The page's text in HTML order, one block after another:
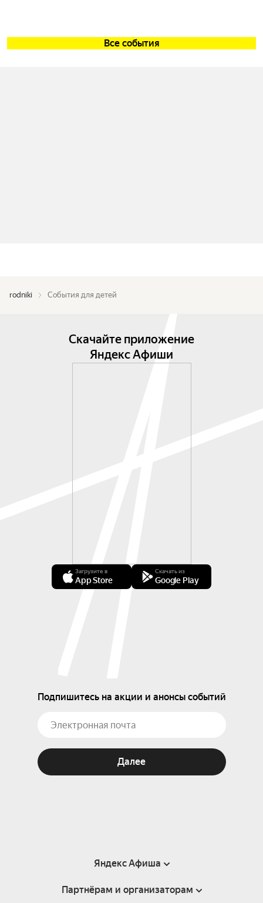
Все события
rodniki События для детей
Скачайте приложение
Яндекс Афиши
Загрузите в
App Store
Скачать из
Google Play
Подпишитесь на акции и анонсы событий
Далее
Яндекс Афиша
Справка
Партнёрам и организаторам